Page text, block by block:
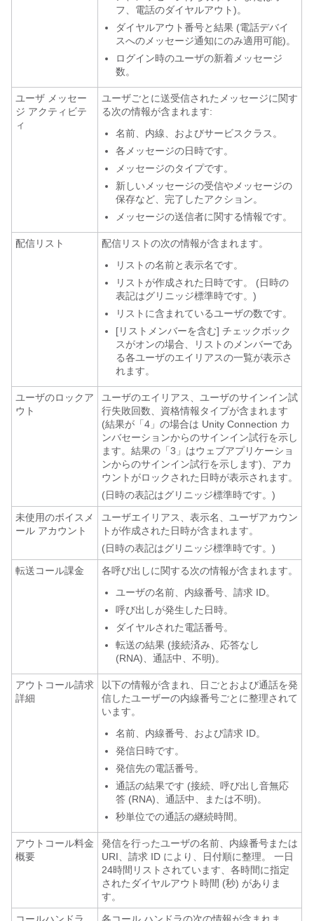
フ、電話のダイヤルアウト)。
ダイヤルアウト番号と結果 (電話デバイ
スへのメッセージ通知にのみ適用可能)。
ログイン時のユーザの新着メッセージ
数。
ユーザ メッセー
ジ アクティビテ
ィ
ユーザごとに送受信されたメッセージに関す
る次の情報が含まれます:
名前、内線、およびサービスクラス。
各メッセージの日時です。
メッセージのタイプです。
新しいメッセージの受信やメッセージの
保存など、完了したアクション。
メッセージの送信者に関する情報です。
配信リスト
配信リストの次の情報が含まれます。
リストの名前と表示名です。
リストが作成された日時です。 (日時の
表記はグリニッジ標準時です。)
リストに含まれているユーザの数です。
[リストメンバーを含む] チェックボック
スがオンの場合、リストのメンバーであ
る各ユーザのエイリアスの一覧が表示さ
れます。
ユーザのロックア
ウト
ユーザのエイリアス、ユーザのサインイン試
行失敗回数、資格情報タイプが含まれます
(結果が「4」の場合は Unity Connection カ
ンバセーションからのサインイン試行を示し
ます。結果の「3」はウェブアプリケーショ
ンからのサインイン試行を示します)、アカ
ウントがロックされた日時が表示されます。
(日時の表記はグリニッジ標準時です。)
未使用のボイスメ
ール アカウント
ユーザエイリアス、表示名、ユーザアカウン
トが作成された日時が含まれます。
(日時の表記はグリニッジ標準時です。)
転送コール課金
各呼び出しに関する次の情報が含まれます。
ユーザの名前、内線番号、請求 ID。
呼び出しが発生した日時。
ダイヤルされた電話番号。
転送の結果 (接続済み、応答なし
(RNA)、通話中、不明)。
アウトコール請求
詳細
以下の情報が含まれ、日ごとおよび通話を発
信したユーザーの内線番号ごとに整理されて
います。
名前、内線番号、および請求 ID。
発信日時です。
発信先の電話番号。
通話の結果です (接続、呼び出し音無応
答 (RNA)、通話中、または不明)。
秒単位での通話の継続時間。
アウトコール料金
概要
発信を行ったユーザの名前、内線番号または
URI、請求 ID により、日付順に整理。 一日
24時間リストされています、各時間に指定
されたダイヤルアウト時間 (秒) がありま
す。